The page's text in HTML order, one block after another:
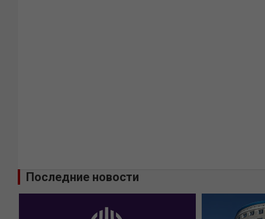
Последние новости